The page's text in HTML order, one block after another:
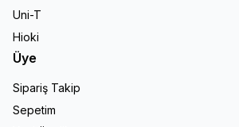
Uni-T
Hioki
Üye
Sipariş Takip
Sepetim